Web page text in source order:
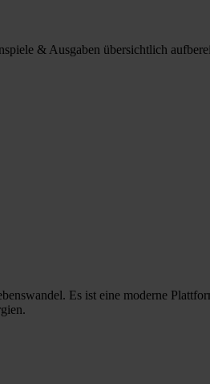
& Ausgaben übersichtlich
Es ist eine moderne